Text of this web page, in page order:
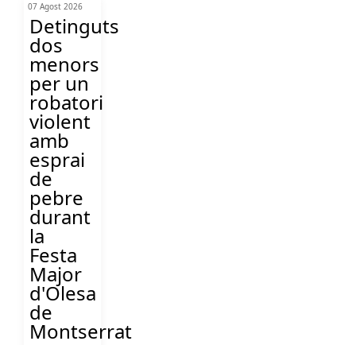
07 Agost 2026
Detinguts
dos
menors
per un
robatori
violent
amb
esprai
de
pebre
durant
la
Festa
Major
d'Olesa
de
Montserrat